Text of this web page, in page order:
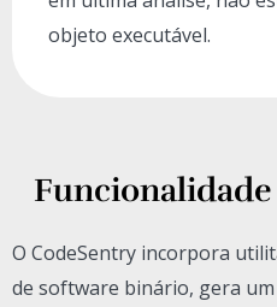
objeto executável.
O CodeSentry incorpora
de software binário, gera